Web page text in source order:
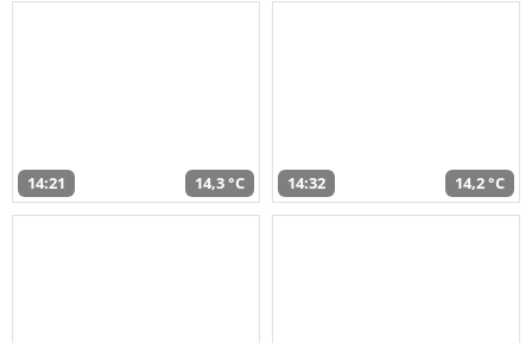
14:21 14,3 °C 14:32 14,2 °C